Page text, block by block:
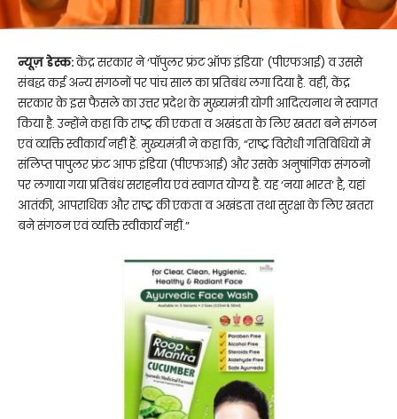
न्यूज़ डेस्क:केंद्र सरकार ने ‘पॉपुलर फ्रंट ऑफ इंडिया’ (पीएफआई) व उससे
संबद्ध कई अन्य संगठनों पर पांच साल का प्रतिबंध लगा दिया है. वहीं, केंद्र
सरकार के इस फैसले का उत्तर प्रदेश के मुख्यमंत्री योगी आदित्यनाथ ने स्वागत
किया है. उन्होंने कहा कि राष्ट्र की एकता व अखंडता के लिए खतरा बने संगठन
एवं व्यक्ति स्वीकार्य नहीं हैं. मुख्यमंत्री ने कहा कि, “राष्ट्र विरोधी गतिविधियों में
संलिप्त पापुलर फ्रंट आफ इंडिया (पीएफआई) और उसके अनुषांगिक संगठनों
पर लगाया गया प्रतिबंध सराहनीय एवं स्वागत योग्य है. यह ‘नया भारत’ है, यहां
आतंकी, आपराधिक और राष्ट्र की एकता व अखंडता तथा सुरक्षा के लिए खतरा
बने संगठन एवं व्यक्ति स्वीकार्य नहीं.”